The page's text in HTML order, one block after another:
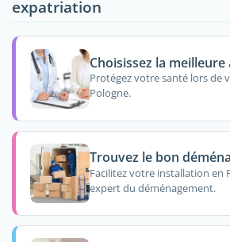
expatriation
Choisissez la
Protégez votre santé lors de
Pologne.
Trouvez le bon
Facilitez votre installation en
expert du déménagement.